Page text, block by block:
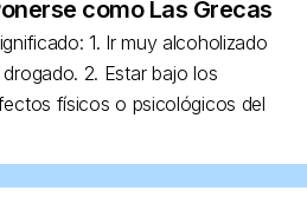
como Las Grecas
1. Ir muy alcoholizado
2. Estar bajo los
físicos o psicológicos del